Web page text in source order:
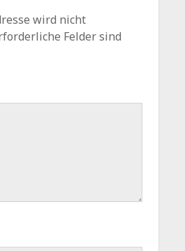
wird nicht
Felder sind